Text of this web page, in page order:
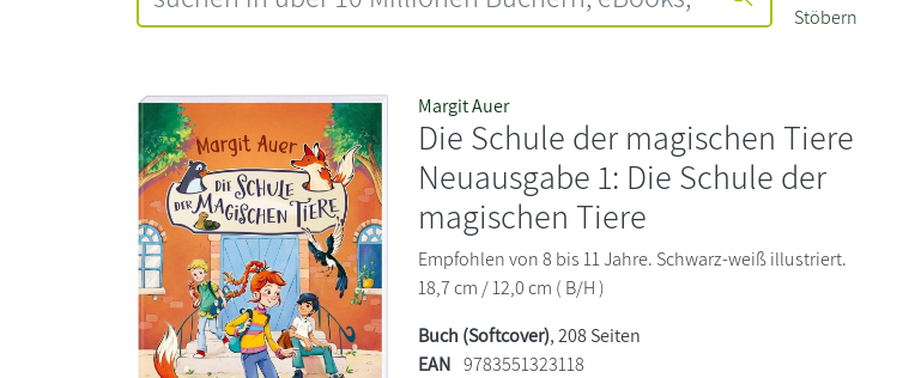
Stöbern
Margit Auer
Die Schule der magischen Tiere
Neuausgabe 1: Die Schule der
magischen Tiere
Empfohlen von 8 bis 11 Jahre. Schwarz-weiß illustriert.
18,7 cm / 12,0 cm ( B/H )
Buch (Softcover), 208 Seiten
EAN 9783551323118